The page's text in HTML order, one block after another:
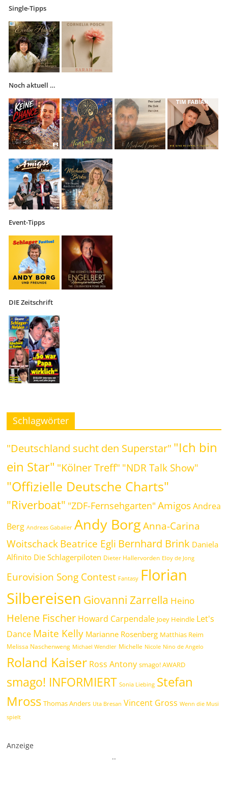
Single-Tipps
Noch aktuell …
Event-Tipps
DIE Zeitschrift
Schlagwörter
"Deutschland sucht den Superstar" "Ich bin
ein Star" "Kölner Treff" "NDR Talk Show"
"Offizielle Deutsche Charts"
"Riverboat" "ZDF-Fernsehgarten" Amigos Andrea
Berg Andreas Gabalier Andy Borg Anna-Carina
WoitschackBeatrice Egli Bernhard Brink Daniela
Alfinito Die Schlagerpiloten Dieter Hallervorden Eloy de Jong
Eurovision Song Contest Fantasy Florian
Silbereisen Giovanni Zarrella Heino
Helene Fischer Howard Carpendale Joey Heindle Let's
Dance Maite Kelly Marianne Rosenberg Matthias Reim
Melissa Naschenweng Michael Wendler Michelle Nicole Nino de Angelo
Roland Kaiser Ross Antony smago! AWARD
smago! INFORMIERT Sonia Liebing Stefan
Mross Thomas Anders Uta Bresan Vincent Gross Wenn die Musi
spielt
Anzeige
..